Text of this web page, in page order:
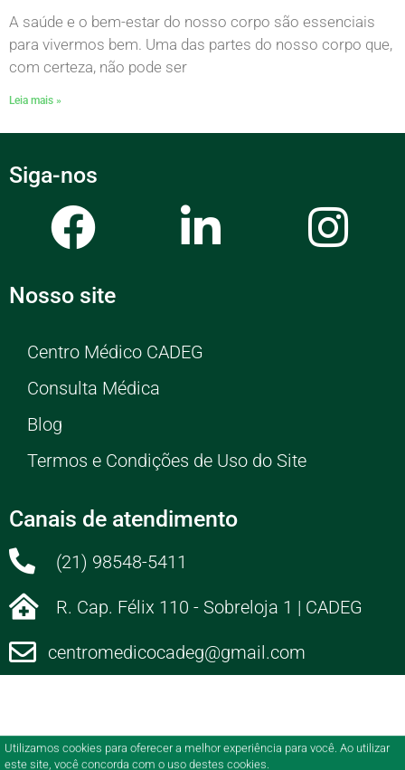
A saúde e o bem-estar do nosso corpo são essenciais
para vivermos bem. Uma das partes do nosso corpo que,
com certeza, não pode ser
Leia mais »
Siga-nos
Nosso site
Centro Médico CADEG
Consulta Médica
Blog
Termos e Condições de Uso do Site
Canais de atendimento
(21) 98548-5411
R. Cap. Félix 110 - Sobreloja 1 | CADEG
centromedicocadeg@gmail.com
Utilizamos cookies para oferecer a melhor experiência para você. Ao utilizar
este site, você concorda com o uso destes cookies.